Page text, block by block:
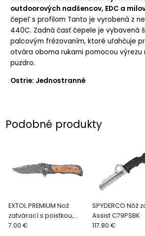
outdoorových nadšencov, EDC a
čepeľ s profilom Tanto je vyrobená z
440C. Zadná časť čepele je vybavená
palcovým frézovaním, ktoré uľahčuje
otvára oboma rukami pomocou výrezu
puzdro.
Ostrie: Jednostranné
Podobné produkty
EXTOL PREMIUM Nož
zatvárací s poistkou,
dĺžka 90/160mm, hrúbka
7.00 €
SPYDERCO Nôž
Assist C79PSBK
117.80 €